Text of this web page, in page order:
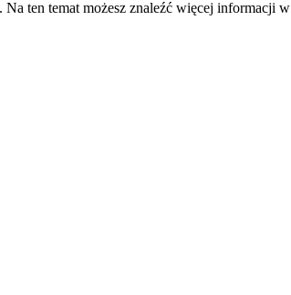
ten temat możesz znaleźć więcej informacji w